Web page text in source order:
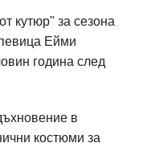
кутюр" за сезона
Ейми
година след
в
костюми за